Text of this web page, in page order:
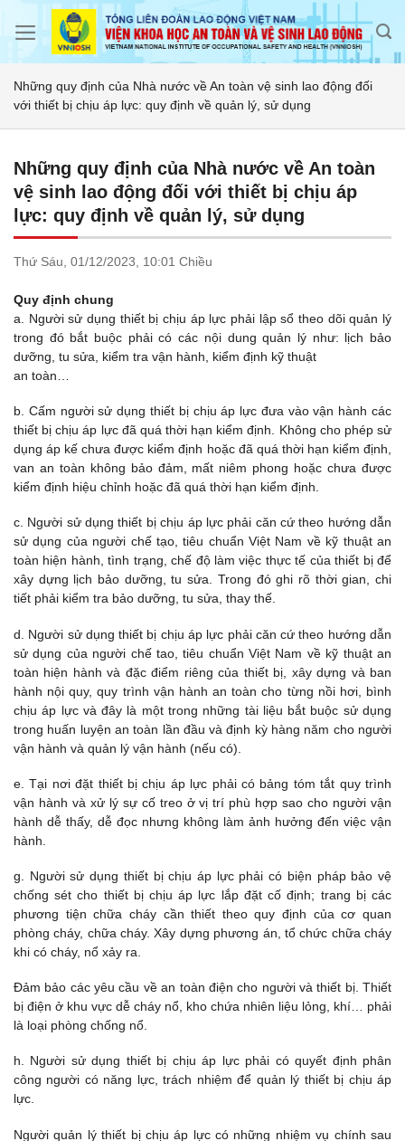
Những quy định của Nhà nước về An toàn vệ sinh lao động đối
với thiết bị chịu áp lực: quy định về quản lý, sử dụng
Những quy định của Nhà nước về An toàn
vệ sinh lao động đối với thiết bị chịu áp
lực: quy định về quản lý, sử dụng
Thứ Sáu, 01/12/2023, 10:01 Chiều
Quy định chung
a. Người sử dụng thiết bị chịu áp lực phải lập sổ theo dõi quản lý
trong đó bắt buộc phải có các nội dung quản lý như: lịch bảo
dưỡng, tu sửa, kiểm tra vận hành, kiểm định kỹ thuật
an toàn…
b. Cấm người sử dụng thiết bị chịu áp lực đưa vào vận hành các
thiết bị chịu áp lực đã quá thời hạn kiểm định. Không cho phép sử
dụng áp kế chưa được kiểm định hoặc đã quá thời hạn kiểm định,
van an toàn không bảo đảm, mất niêm phong hoặc chưa được
kiểm định hiệu chỉnh hoặc đã quá thời hạn kiểm định.
c. Người sử dụng thiết bị chịu áp lực phải căn cứ theo hướng dẫn
sử dụng của người chế tạo, tiêu chuẩn Việt Nam về kỹ thuật an
toàn hiện hành, tình trạng, chế độ làm việc thực tế của thiết bị để
xây dựng lịch bảo dưỡng, tu sửa. Trong đó ghi rõ thời gian, chi
tiết phải kiểm tra bảo dưỡng, tu sửa, thay thế.
d. Người sử dụng thiết bị chịu áp lực phải căn cứ theo hướng dẫn
sử dụng của người chế tao, tiêu chuẩn Việt Nam về kỹ thuật an
toàn hiện hành và đặc điểm riêng của thiết bị, xây dựng và ban
hành nội quy, quy trình vận hành an toàn cho từng nồi hơi, bình
chịu áp lực và đây là một trong những tài liệu bắt buộc sử dụng
trong huấn luyện an toàn lần đầu và định kỳ hàng năm cho người
vận hành và quản lý vận hành (nếu có).
e. Tại nơi đặt thiết bị chịu áp lực phải có bảng tóm tắt quy trình
vận hành và xử lý sự cố treo ở vị trí phù hợp sao cho người vận
hành dễ thấy, dễ đọc nhưng không làm ảnh hưởng đến việc vận
hành.
g. Người sử dụng thiết bị chịu áp lực phải có biện pháp bảo vệ
chống sét cho thiết bị chịu áp lực lắp đặt cố định; trang bị các
phương tiện chữa cháy cần thiết theo quy định của cơ quan
phòng cháy, chữa cháy. Xây dựng phương án, tổ chức chữa cháy
khi có cháy, nổ xảy ra.
Đảm bảo các yêu cầu về an toàn điện cho người và thiết bị. Thiết
bị điện ở khu vực dễ cháy nổ, kho chứa nhiên liệu lỏng, khí… phải
là loại phòng chống nổ.
h. Người sử dụng thiết bị chịu áp lực phải có quyết định phân
công người có năng lực, trách nhiệm để quản lý thiết bị chịu áp
lực.
Người quản lý thiết bị chịu áp lực có những nhiệm vụ chính sau